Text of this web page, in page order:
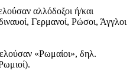
αλλόδοξοι ή/και
Γερμανοί, Ρώσοι, Άγγλοι
«Ρωμαίοι», δηλ.